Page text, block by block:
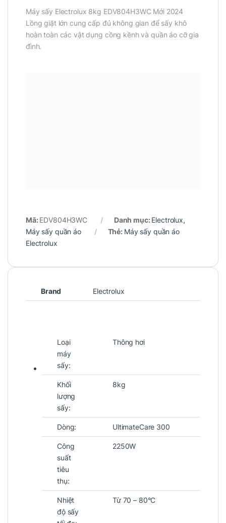
Máy sấy Electrolux 8kg EDV804H3WC Mới 2024
Lồng giặt lớn cung cấp đủ không gian để sấy khô
hoàn toàn các vật dụng cồng kềnh và quần áo cỡ gia
đình.
Mã:EDV804H3WC Danh mục:Electrolux,
Máy sấy quần áo
Thẻ: Máy sấy quần áo
Electrolux
Brand Electrolux
Loại
máy
sấy:
Thông hơi
Khối
lượng
sấy:
8kg
Dòng: UltimateCare 300
Công
suất
tiêu
thụ:
2250W
Nhiệt
độ sấy
Từ 70 – 80°C